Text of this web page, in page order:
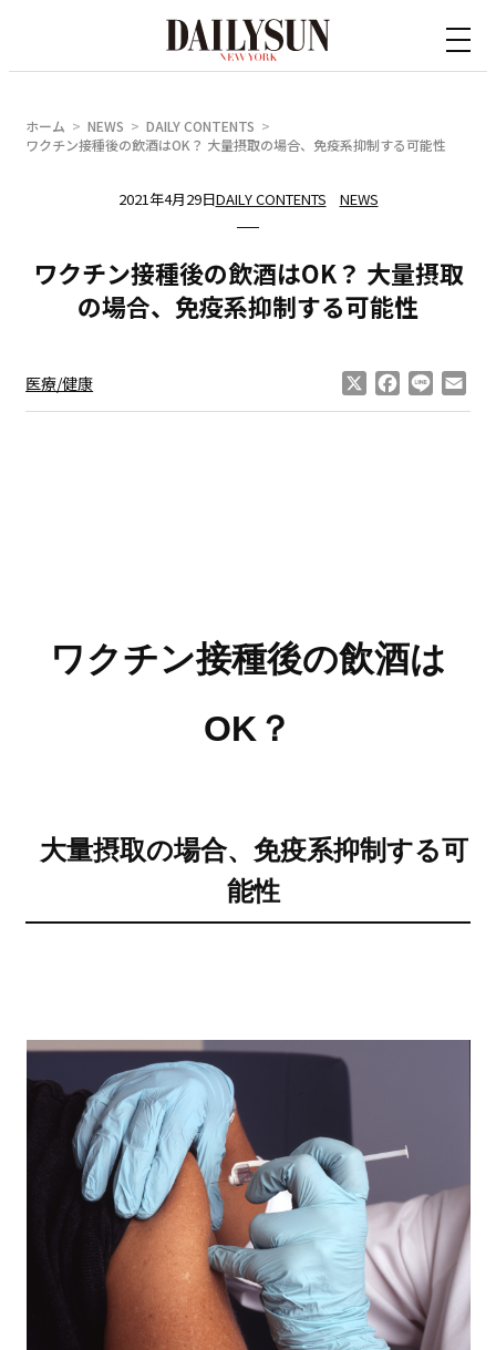
ホーム NEWS
DAILY CONTENTS
ワクチン接種後の飲酒はOK？ 大量摂取の場合、免疫系抑制する可能性
2021年4月29日DAILY CONTENTS NEWS
ワクチン接種後の飲酒はOK？ 大量摂取
の場合、免疫系抑制する可能性
医療/健康 Facebook
Line
ワクチン接種後の飲酒は
OK？
大量摂取の場合、免疫系抑制する可
能性